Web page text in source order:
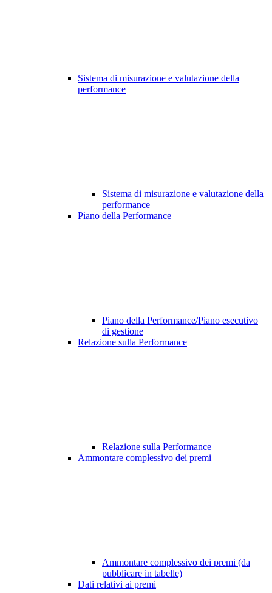
Sistema di misurazione e valutazione della
performance
Sistema di misurazione e valutazione della
performance
Piano della Performance
Piano della Performance/Piano esecutivo
di gestione
Relazione sulla Performance
Relazione sulla Performance
Ammontare complessivo dei premi
Ammontare complessivo dei premi (da
pubblicare in tabelle)
Dati relativi ai premi